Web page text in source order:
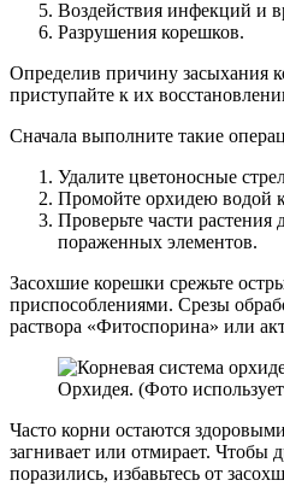
Воздействия инфекций и
Разрушения корешков.
Определив причину засыхания
приступайте к их
Сначала выполните такие
Удалите цветоносные
Промойте орхидею водой
Проверьте части растения
пораженных элементов.
Засохшие корешки срежьте
приспособлениями. Срезы
раствора «Фитоспорина» или
Орхидея. (Фото
Часто корни остаются
загнивает или отмирает. Чтобы
поразились, избавьтесь от